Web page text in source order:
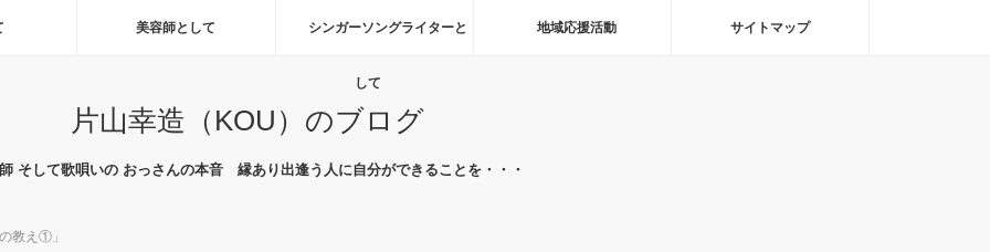
美容師として シンガーソングライターと
して
地域応援活動 サイトマップ
片山幸造（KOU）のブログ
そして歌唄いの おっさんの本音 縁あり出逢う人に自分ができることを・・・
教え①」